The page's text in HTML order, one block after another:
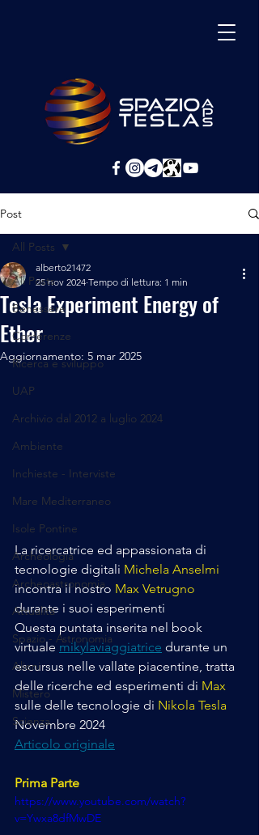
Post
All Posts
Benessere
Conferenze
Ricerca e sviluppo
UAP
Archivio dal 2012 a luglio 2024
Ambiente
Inchieste - Interviste
Mare Mediterraneo
Isole Pontine
Archeologia
Archeoastronomia
Attualità
Spazio - Astronomia
Alieni
Mistero
Scienza
All Posts
Tesla Experiment Energy of
Ether
alberto21472
25 nov 2024 Tempo di lettura: 1 min
Aggiornamento: 5 mar 2025
La ricercatrice ed appassionata di
tecnologie digitali Michela Anselmi
incontra il nostro Max Vetrugno
durante i suoi esperimenti
Questa puntata inserita nel book
virtuale mikylaviaggiatrice durante un
escursus nelle vallate piacentine, tratta
delle ricerche ed esperimenti di Max
sulle delle tecnologie di Nikola Tesla
Novembre 2024
Articolo originale
Prima Parte
https://www.youtube.com/watch?
v=Ywxa8dfMwDE